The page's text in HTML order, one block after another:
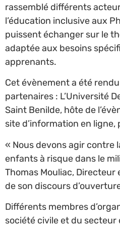
rassemblé différents
l’éducation inclusive aux
puissent échanger sur le
adaptée aux besoins
apprenants.
Cet évènement a été
partenaires : L’Université
Saint Benilde, hôte de
site d’information en
« Nous devons agir contre
enfants à risque dans le
Thomas Mouliac,
de son discours
Différents membres
société civile et du